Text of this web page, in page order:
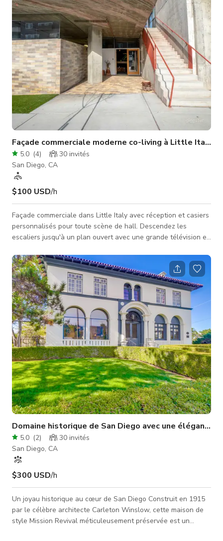
hauts plafonds, emplacement privé, stockage du matériel dis
Façade commerciale moderne co-living à Little Italy
5.0 (4) 30 invités
San Diego, CA
$100 USD/h
Façade commerciale dans Little Italy avec réception et casiers
personnalisés pour toute scène de hall. Descendez les
escaliers jusqu'à un plan ouvert avec une grande télévision et
sonore, avec une échelle en tube menant à une mezzanine
avec gazon synthétique. Derrière la grande porte tournante
argentée se trouvent des lits superposés personnalisés avec
des escaliers pour une scène de dortoir. Les plafonds sont
hauts
Domaine historique de San Diego avec une élégance
5.0 (2) 30 invités
San Diego, CA
$300 USD/h
Un joyau historique au cœur de San Diego Construit en 1915
par le célèbre architecte Carleton Winslow, cette maison de
style Mission Revival méticuleusement préservée est un